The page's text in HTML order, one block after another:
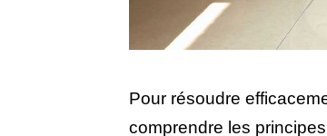
Pour résoudre
comprendre les